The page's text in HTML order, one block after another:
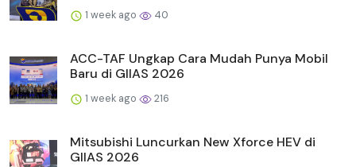
1 week ago 40
ACC-TAF Ungkap Cara Mudah Punya Mobil
Baru di GIIAS 2026
1 week ago 216
Mitsubishi Luncurkan New Xforce HEV di
GIIAS 2026